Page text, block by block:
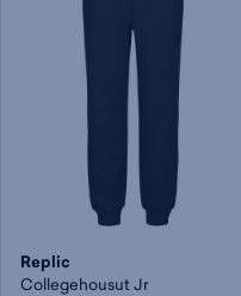
Replic
Collegehousut Jr